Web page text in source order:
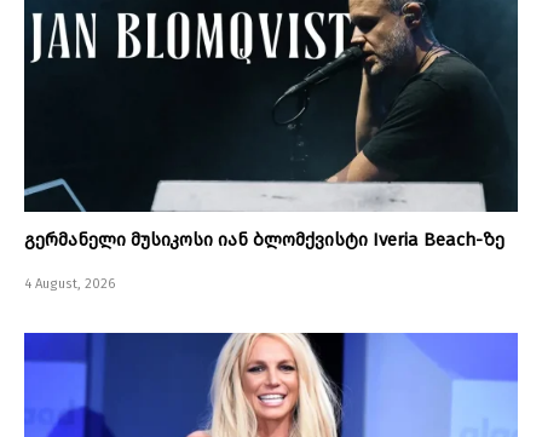
გერმანელი მუსიკოსი იან ბლომქვისტი Iveria Beach-ზე
4 August, 2026